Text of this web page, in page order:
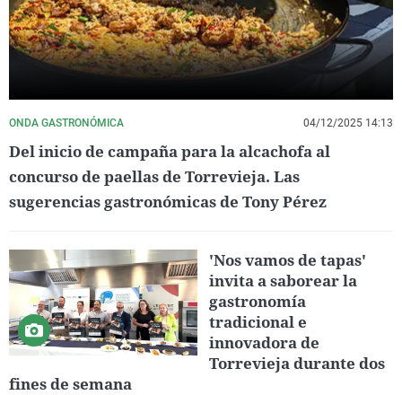
ONDA GASTRONÓMICA 04/12/2025 14:13
Del inicio de campaña para la alcachofa al
concurso de paellas de Torrevieja. Las
sugerencias gastronómicas de Tony Pérez
'Nos vamos de tapas'
invita a saborear la
gastronomía
tradicional e
innovadora de
Torrevieja durante dos
fines de semana